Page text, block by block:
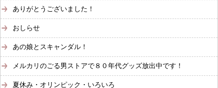
ありがとうございました！
おしらせ
あの娘とスキャンダル！
メルカリのごる男ストアで８０年代グッズ放出中です！
夏休み・オリンピック・いろいろ